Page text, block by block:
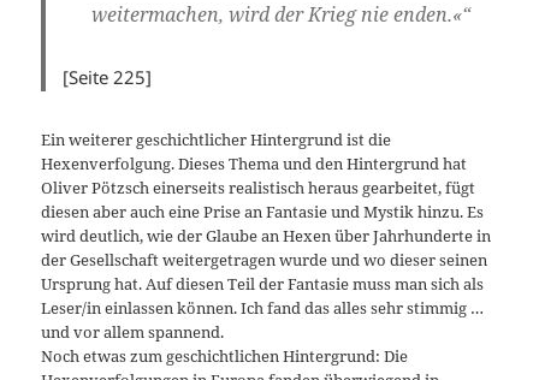
weitermachen, wird der Krieg nie enden.«“
[Seite 225]
Ein weiterer geschichtlicher Hintergrund ist die
Hexenverfolgung. Dieses Thema und den Hintergrund hat
Oliver Pötzsch einerseits realistisch heraus gearbeitet, fügt
diesen aber auch eine Prise an Fantasie und Mystik hinzu. Es
wird deutlich, wie der Glaube an Hexen über Jahrhunderte in
der Gesellschaft weitergetragen wurde und wo dieser seinen
Ursprung hat. Auf diesen Teil der Fantasie muss man sich als
Leser/in einlassen können. Ich fand das alles sehr stimmig …
und vor allem spannend.
Noch etwas zum geschichtlichen Hintergrund: Die